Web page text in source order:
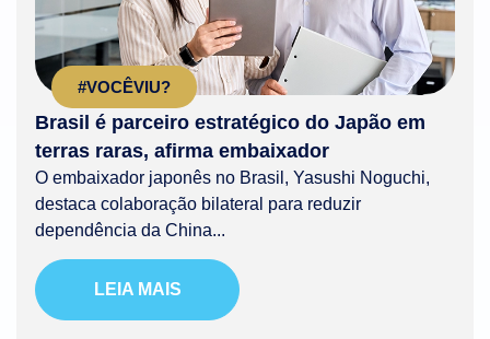
#VOCÊVIU?
Brasil é parceiro estratégico do Japão em
terras raras, afirma embaixador
O embaixador japonês no Brasil, Yasushi Noguchi,
destaca colaboração bilateral para reduzir
dependência da China...
LEIA MAIS